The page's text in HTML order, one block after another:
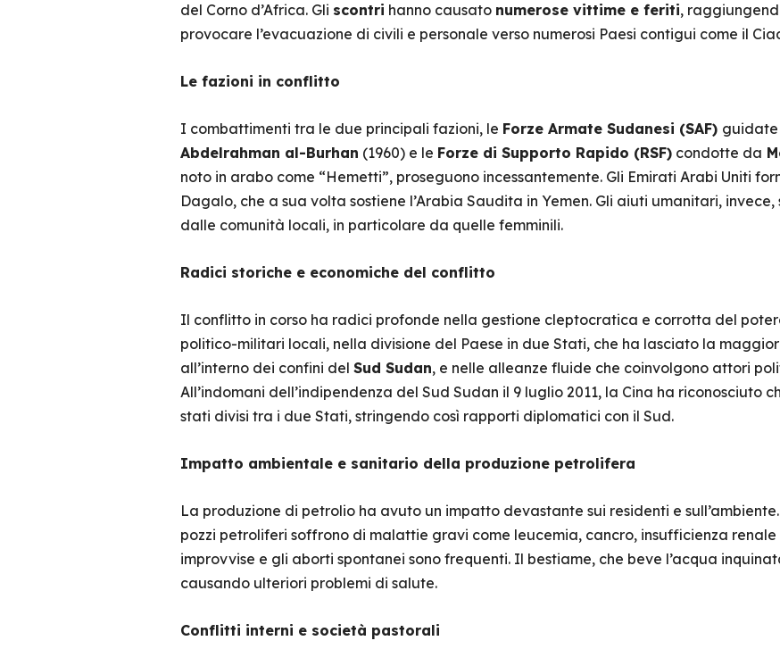
del Corno d’Africa. Gli scontri hanno causato numerose vittime e feriti,
provocare l’evacuazione di civili e personale verso numerosi Paesi contigui come il
Le fazioni in conflitto
I combattimenti tra le due principali fazioni, le Forze Armate Sudanesi (SAF)
Abdelrahman al-Burhan (1960) e le Forze di Supporto Rapido (RSF)condotte da
noto in arabo come “Hemetti”, proseguono incessantemente. Gli Emirati Arabi Uniti
Dagalo, che a sua volta sostiene l’Arabia Saudita in Yemen. Gli aiuti umanitari,
dalle comunità locali, in particolare da quelle femminili.
Radici storiche e economiche del conflitto
Il conflitto in corso ha radici profonde nella gestione cleptocratica e corrotta del
politico-militari locali, nella divisione del Paese in due Stati, che ha lasciato la
all’interno dei confini del Sud Sudan, e nelle alleanze fluide che coinvolgono attori
All’indomani dell’indipendenza del Sud Sudan il 9 luglio 2011, la Cina ha riconosciuto
stati divisi tra i due Stati, stringendo così rapporti diplomatici con il Sud.
Impatto ambientale e sanitario della produzione petrolifera
La produzione di petrolio ha avuto un impatto devastante sui residenti e
pozzi petroliferi soffrono di malattie gravi come leucemia, cancro, insufficienza
improvvise e gli aborti spontanei sono frequenti. Il bestiame, che beve l’acqua
causando ulteriori problemi di salute.
Conflitti interni e società pastorali